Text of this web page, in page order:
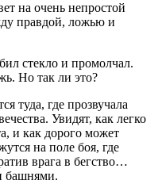
на очень непростой
правдой, ложью и
стекло и промолчал.
Но так ли это?
туда, где прозвучала
Увидят, как легко
и как дорого может
на поле боя, где
врага в бегство…
башнями.